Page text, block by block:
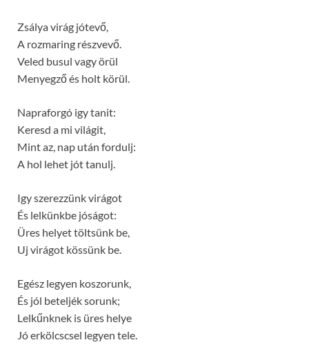
Zsálya virág jótevő,
A rozmaring részvevő.
Veled busul vagy örül
Menyegző és holt körül.
Napraforgó igy tanit:
Keresd a mi világit,
Mint az, nap után fordulj:
A hol lehet jót tanulj.
Igy szerezzünk virágot
És lelkünkbe jóságot:
Üres helyet töltsünk be,
Uj virágot kössünk be.
Egész legyen koszorunk,
És jól beteljék sorunk;
Lelkűnknek is üres helye
Jó erkölcscsel legyen tele.